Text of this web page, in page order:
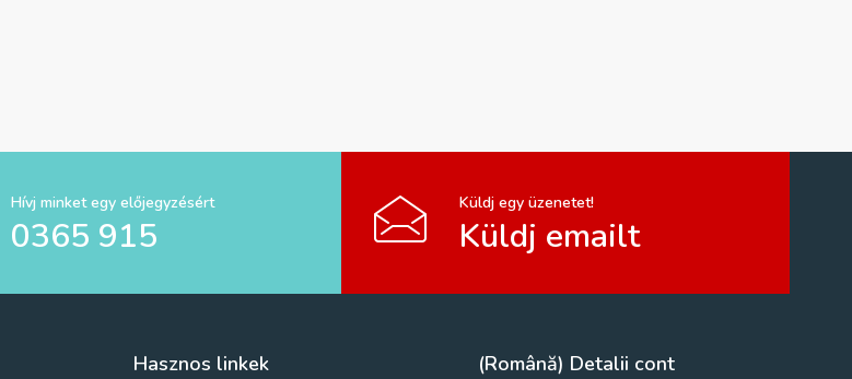
Hívj minket egy előjegyzésért
0365 915
Küldj egy üzenetet!
Küldj emailt
Hasznos linkek (Română) Detalii cont